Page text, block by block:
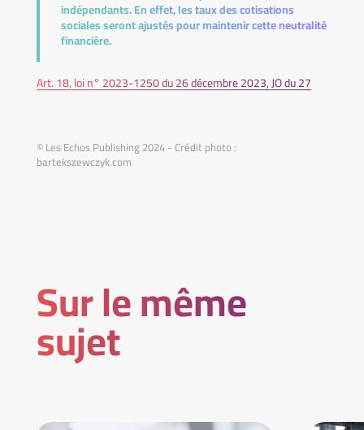
indépendants. En effet, les taux des cotisations
sociales seront ajustés pour maintenir cette neutralité
financière.
Art. 18, loi n° 2023-1250 du 26 décembre 2023, JO du 27
© Les Echos Publishing 2024 - Crédit photo :
bartekszewczyk.com
Sur le même
sujet